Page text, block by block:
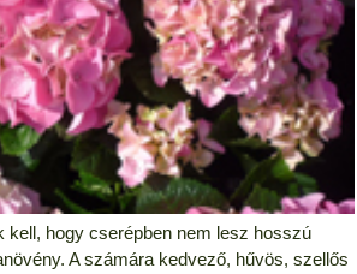
kell, hogy cserépben nem lesz hosszú
A számára kedvező, hűvös, szellős